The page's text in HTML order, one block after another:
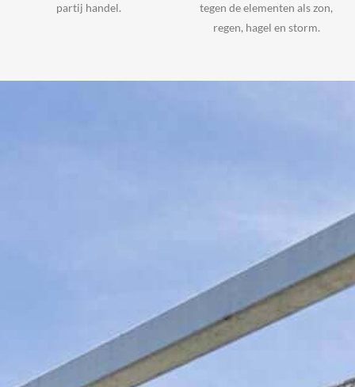
partij handel.
tegen de elementen als zon,
regen, hagel en storm.